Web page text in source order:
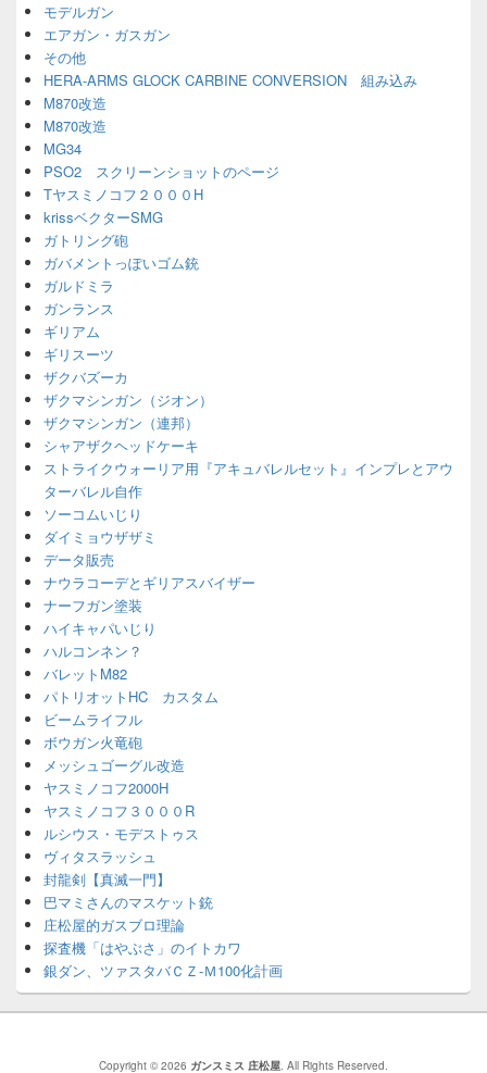
モデルガン
エアガン・ガスガン
その他
HERA-ARMS GLOCK CARBINE CONVERSION 組み込み
M870改造
M870改造
MG34
PSO2 スクリーンショットのページ
Tヤスミノコフ２０００H
krissベクターSMG
ガトリング砲
ガバメントっぽいゴム銃
ガルドミラ
ガンランス
ギリアム
ギリスーツ
ザクバズーカ
ザクマシンガン（ジオン）
ザクマシンガン（連邦）
シャアザクヘッドケーキ
ストライクウォーリア用『アキュバレルセット』インプレとアウ
ターバレル自作
ソーコムいじり
ダイミョウザザミ
データ販売
ナウラコーデとギリアスバイザー
ナーフガン塗装
ハイキャパいじり
ハルコンネン？
バレットM82
パトリオットHC カスタム
ビームライフル
ボウガン火竜砲
メッシュゴーグル改造
ヤスミノコフ2000H
ヤスミノコフ３０００R
ルシウス・モデストゥス
ヴィタスラッシュ
封龍剣【真滅一門】
巴マミさんのマスケット銃
庄松屋的ガスブロ理論
探査機「はやぶさ」のイトカワ
銀ダン、ツァスタバＣＺ-Ｍ100化計画
Copyright © 2026 ガンスミス 庄松屋. All Rights Reserved.